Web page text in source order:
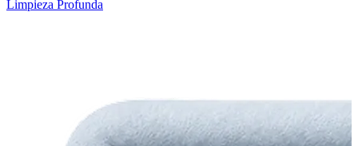
Limpieza Profunda